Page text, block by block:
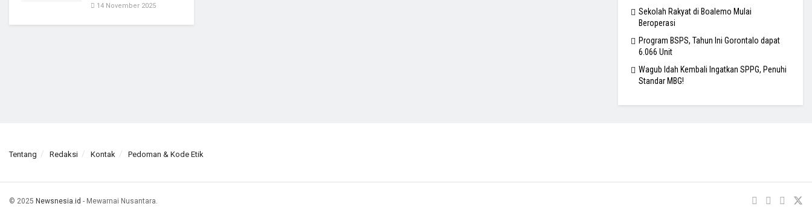
14 November 2025
Sekolah Rakyat di Boalemo Mulai
Beroperasi
Program BSPS, Tahun Ini Gorontalo dapat
6.066 Unit
Wagub Idah Kembali Ingatkan SPPG, Penuhi
Standar MBG!
Tentang Redaksi Kontak Pedoman & Kode Etik
© 2025 Newsnesia.id - Mewarnai Nusantara.